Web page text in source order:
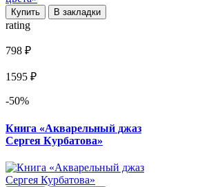
Купить В закладки
rating
798 ₽
1595 ₽
-50%
Книга «Акварельный джаз
Сергея Курбатова»